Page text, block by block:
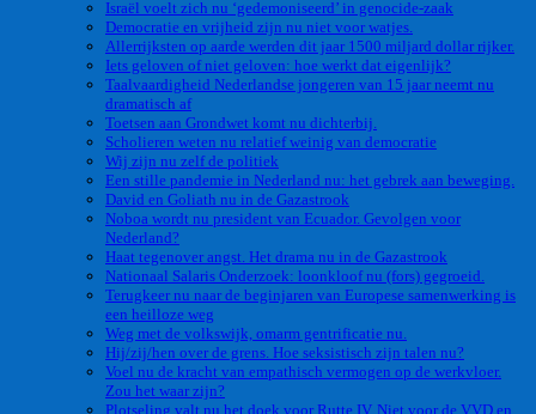
Israël voelt zich nu ‘gedemoniseerd’ in genocide-zaak
Democratie en vrijheid zijn nu niet voor watjes.
Allerrijksten op aarde werden dit jaar 1500 miljard dollar rijker.
Iets geloven of niet geloven: hoe werkt dat eigenlijk?
Taalvaardigheid Nederlandse jongeren van 15 jaar neemt nu
dramatisch af
Toetsen aan Grondwet komt nu dichterbij.
Scholieren weten nu relatief weinig van democratie
Wij zijn nu zelf de politiek
Een stille pandemie in Nederland nu: het gebrek aan beweging.
David en Goliath nu in de Gazastrook
Noboa wordt nu president van Ecuador. Gevolgen voor
Nederland?
Haat tegenover angst. Het drama nu in de Gazastrook
Nationaal Salaris Onderzoek: loonkloof nu (fors) gegroeid.
Terugkeer nu naar de beginjaren van Europese samenwerking is
een heilloze weg
Weg met de volkswijk, omarm gentrificatie nu.
Hij/zij/hen over de grens. Hoe seksistisch zijn talen nu?
Voel nu de kracht van empathisch vermogen op de werkvloer.
Zou het waar zijn?
Plotseling valt nu het doek voor Rutte IV. Niet voor de VVD en